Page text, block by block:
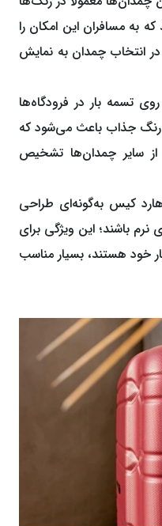
به مسافران این امکان را
انتخاب چمدان به نمایش
تسمه بار در فرودگاه‌ها
رنگ جذاب باعث می‌شود که
از سایر چمدان‌ها تشخیص
کیس به‌گونه‌ای طراحی
باشند؛ این ویژگی برای
خود هستند، بسیار مناسب